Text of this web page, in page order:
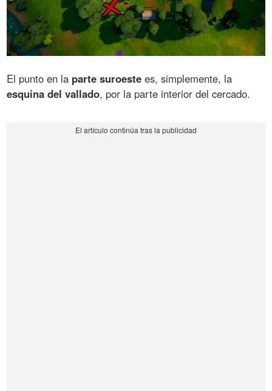
El punto en la parte suroeste es, simplemente, la
esquina del vallado, por la parte interior del cercado.